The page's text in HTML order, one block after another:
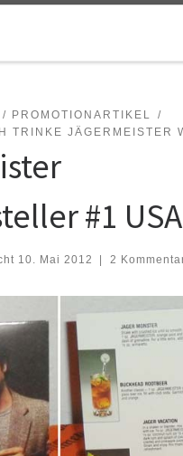
PROMOTIONARTIKEL
TRINKE JÄGERMEISTER
#1 USA
10. Mai 2012 | 2